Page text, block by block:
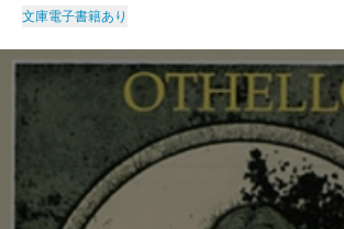
文庫電子書籍あり